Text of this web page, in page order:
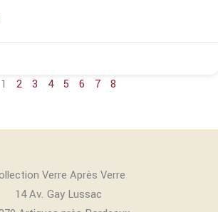
1 2 3 4 5 6 7 8
Verre Après Verre
14 Av. Gay Lussac